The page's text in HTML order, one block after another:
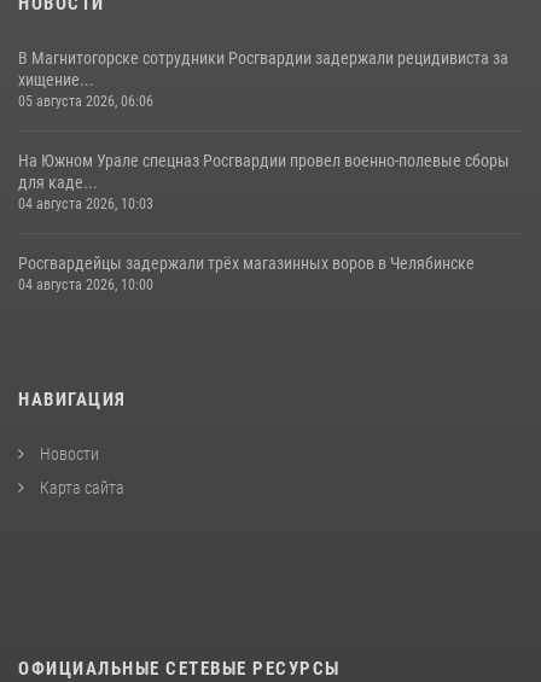
В Магнитогорске сотрудники Росгвардии задержали рецидивиста за
хищение...
05 августа 2026, 06:06
На Южном Урале спецназ Росгвардии провел военно-полевые сборы
для каде...
04 августа 2026, 10:03
Росгвардейцы задержали трёх магазинных воров в Челябинске
04 августа 2026, 10:00
НАВИГАЦИЯ
Новости
Карта сайта
ОФИЦИАЛЬНЫЕ СЕТЕВЫЕ РЕСУРСЫ